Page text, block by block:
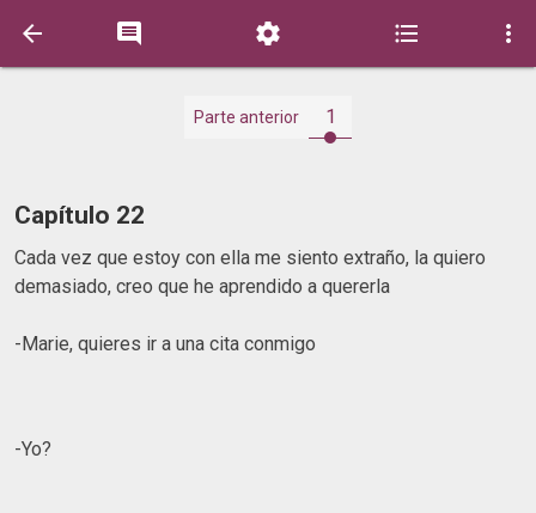
    
Parte anterior 1
Capítulo 22
Cada vez que estoy con ella me siento extraño, la quiero
demasiado, creo que he aprendido a quererla
-Marie, quieres ir a una cita conmigo
-Yo?